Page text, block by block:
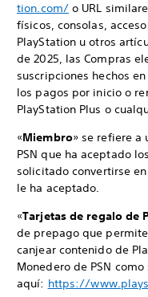
tion.com/o URL
físicos, consolas,
PlayStation u otros
de 2025, las Compras
suscripciones hechos
los pagos por inicio o
PlayStation Plus o
«Miembro» se refiere a
PSN que ha aceptado
solicitado convertirse
le ha aceptado.
«Tarjetas de regalo de
de prepago que
canjear contenido de
Monedero de PSN
aquí: https://